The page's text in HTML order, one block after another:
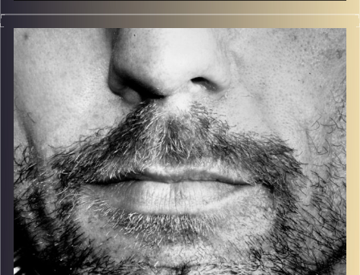
זיפים, מוזיקה מחוספסת של הופעות חיות. הרבה ג'אם, רוק,
בלוז, bluegrass, ג'אז, Fאנק, פרוגרסיב ואפילו אלקטרוניקה.
כל מה שחי, אמיתי ונושם.
עם שמוליק רגב.
קרדיט תמונות: David Goehring